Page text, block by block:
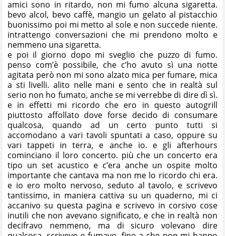
amici sono in ritardo, non mi fumo alcuna sigaretta.
bevo alcol, bevo caffè, mangio un gelato al pistacchio
buonissimo poi mi metto al sole e non succede niente.
intrattengo conversazioni che mi prendono molto e
nemmeno una sigaretta.
e poi il giorno dopo mi sveglio che puzzo di fumo.
penso com’è possibile, che c’ho avuto sì una notte
agitata però non mi sono alzato mica per fumare, mica
a sti livelli. alito nelle mani e sento che in realtà sul
serio non ho fumato, anche se mi verrebbe di dire dì sì.
e in effetti mi ricordo che ero in questo autogrill
piuttosto affollato dove forse decido di consumare
qualcosa, quando ad un certo punto tutti si
accomodano a vari tavoli spuntati a caso, oppure su
vari tappeti in terra, e anche io. e gli afterhours
cominciano il loro concerto. più che un concerto era
tipo un set acustico e c’era anche un ospite molto
importante che cantava ma non me lo ricordo chi era.
e io ero molto nervoso, seduto al tavolo, e scrivevo
tantissimo, in maniera cattiva su un quaderno, mi ci
accanivo su questa pagina e scrivevo in corsivo cose
inutili che non avevano significato, e che in realtà non
decifravo nemmeno, ma di sicuro volevano dire